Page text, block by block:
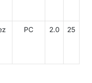
PC 2.0 25